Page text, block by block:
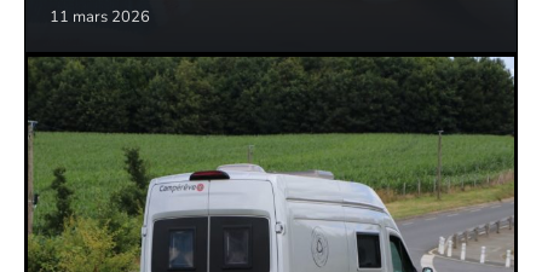
11 mars 2026